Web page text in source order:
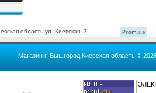
область ул. Киевская, 3 Prom.ua
Магазин г. Вышгород Киевская область ©